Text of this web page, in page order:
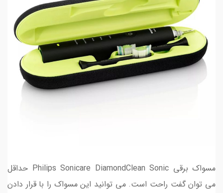
مسواک برقی Philips Sonicare DiamondClean Sonic حداقل
می توان گفت راحت است. می توانید این مسواک را با قرار دادن